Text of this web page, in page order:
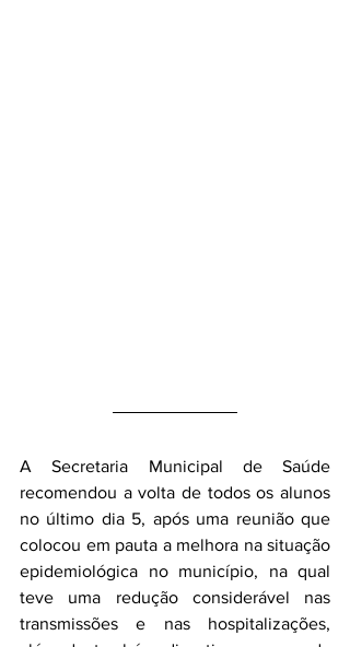
A Secretaria Municipal de Saúde
recomendou a volta de todos os alunos
no último dia 5, após uma reunião que
colocou em pauta a melhora na situação
epidemiológica no município, na qual
teve uma redução considerável nas
transmissões e nas hospitalizações,